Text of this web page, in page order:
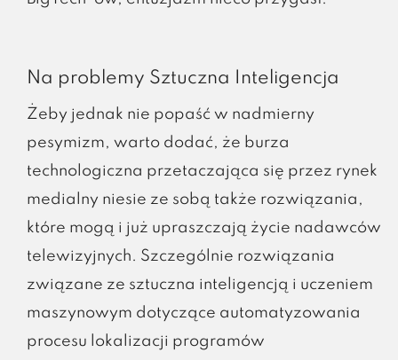
Na problemy Sztuczna Inteligencja
Żeby jednak nie popaść w nadmierny
pesymizm, warto dodać, że burza
technologiczna przetaczająca się przez rynek
medialny niesie ze sobą także rozwiązania,
które mogą i już upraszczają życie nadawców
telewizyjnych. Szczególnie rozwiązania
związane ze sztuczna inteligencją i uczeniem
maszynowym dotyczące automatyzowania
procesu lokalizacji programów